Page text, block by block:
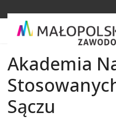
Akademia
Sączu